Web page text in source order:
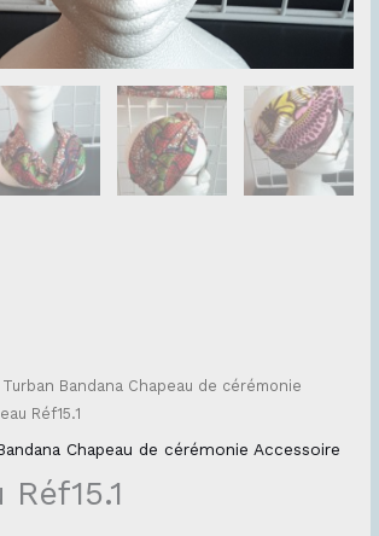
Turban Bandana Chapeau de cérémonie
Réf15.1
Chapeau de cérémonie Accessoire